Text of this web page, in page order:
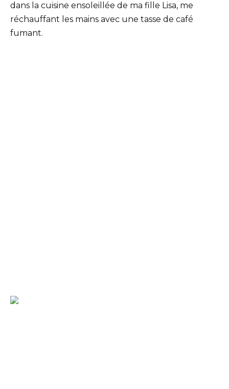
dans la cuisine ensoleillée de ma fille Lisa, me
réchauffant les mains avec une tasse de café
fumant.